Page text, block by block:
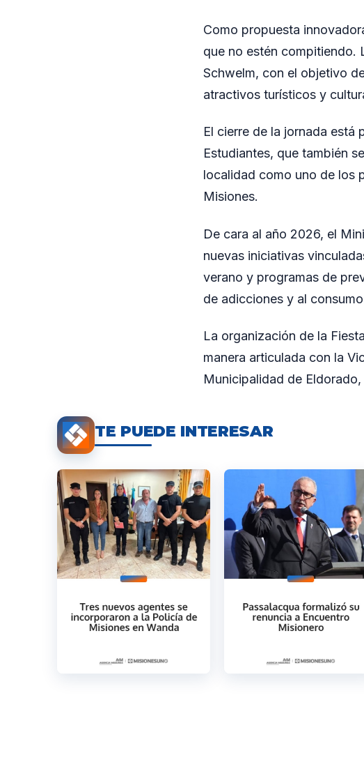
Como propuesta
que no estén compitiendo.
Schwelm, con el objetivo
atractivos turísticos y
El cierre de la jornada está
Estudiantes, que también
localidad como uno de los
Misiones.
De cara al año 2026, el
nuevas iniciativas
verano y programas de
de adicciones y al
La organización de la
manera articulada con la
Municipalidad de
TE PUEDE INTERESAR